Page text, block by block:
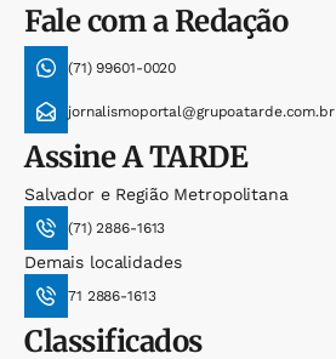
Fale com a Redação
(71) 99601-0020
jornalismoportal@grupoatarde.com.br
AssineA TARDE
Salvador e Região Metropolitana
(71) 2886-1613
Demais localidades
71 2886-1613
Classificados